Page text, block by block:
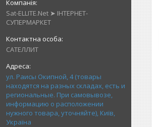
Sat-ELLITE.Net ➤ ІНТЕРНЕТ-
СУПЕРМАРКЕТ
САТЕЛЛИТ
ул. Раисы Окипной, 4 (товары
находятся на разных складах, есть и
региональные. При самовывозе,
информацию о расположении
нужного товара, уточняйте), Київ,
Україна